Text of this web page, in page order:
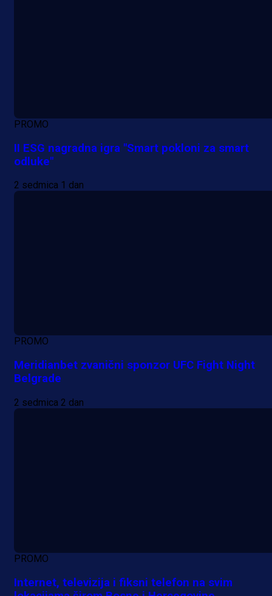
PROMO
II ESG nagradna igra "Smart pokloni za smart
odluke"
2 sedmica 1 dan
PROMO
Meridianbet zvanični sponzor UFC Fight Night
Belgrade
2 sedmica 2 dan
PROMO
Internet, televizija i fiksni telefon na svim